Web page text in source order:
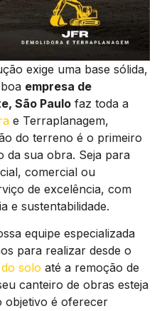
exige uma base sólida,
empresa de
São Paulo faz toda a
e Terraplanagem,
do terreno é o primeiro
da sua obra. Seja para
comercial ou
de excelência, com
e sustentabilidade.
equipe especializada
para realizar desde o
solo até a remoção de
canteiro de obras esteja
objetivo é oferecer